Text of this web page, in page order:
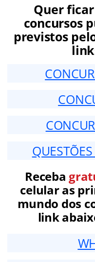
Quer
concursos
previstos
Receba
celular as
mundo dos
link